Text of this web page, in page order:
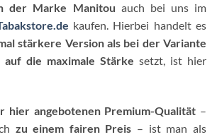
der Marke Manitou auch bei uns im
kaufen. Hierbei handelt es
stärkere Version als bei der Variante
auf die maximale Stärke setzt, ist hier
hier angebotenen Premium-Qualität –
zu einem fairen Preis – ist man als